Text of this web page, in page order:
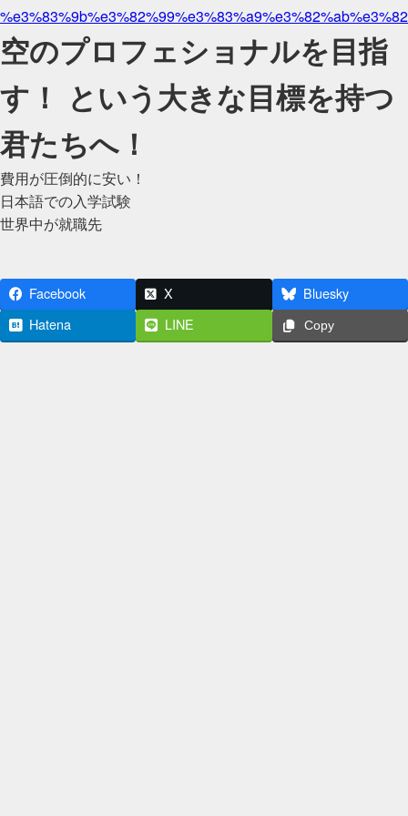
空のプロフェショナルを目指
す！ という大きな目標を持つ
君たちへ！
費用が圧倒的に安い！
日本語での入学試験
世界中が就職先
Facebook X
Bluesky
Hatena
LINE Copy